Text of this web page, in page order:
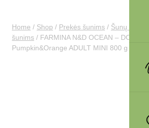
Home / Shop / Prekės šunims / Šunų
šunims / FARMINA N&D OCEAN – DOG Dry
Pumpkin&Orange ADULT MINI 800 g